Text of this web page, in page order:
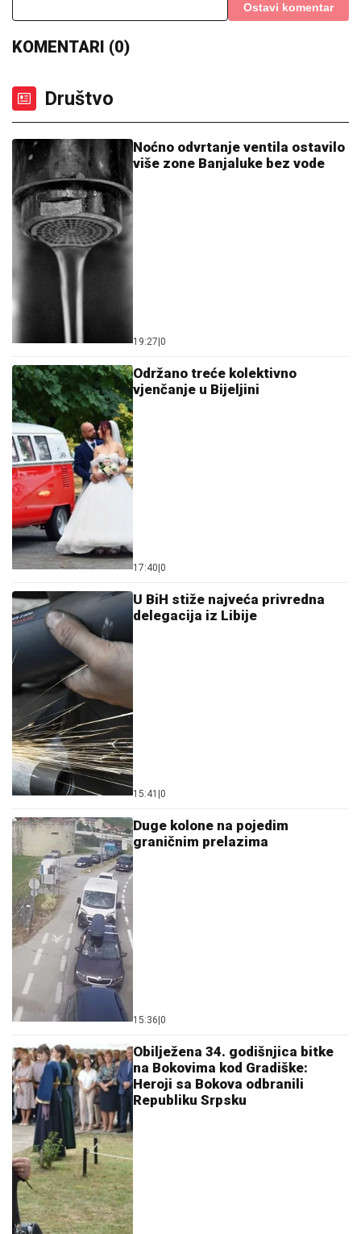
Ostavi komentar
KOMENTARI (0)
Društvo
Noćno odvrtanje ventila ostavilo
više zone Banjaluke bez vode
19:27 0
Održano treće kolektivno
vjenčanje u Bijeljini
17:40 0
U BiH stiže najveća privredna
delegacija iz Libije
15:41 0
Duge kolone na pojedim
graničnim prelazima
15:36 0
Obilježena 34. godišnjica bitke
na Bokovima kod Gradiške:
Heroji sa Bokova odbranili
Republiku Srpsku